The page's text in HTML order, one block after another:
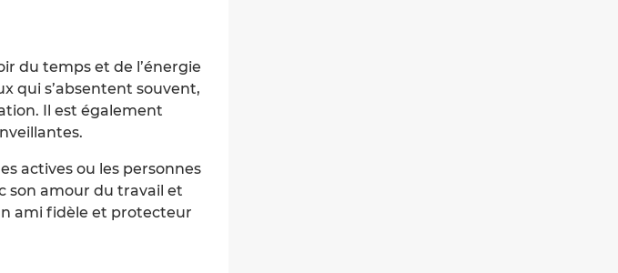
du temps et de l’énergie
qui s’absentent souvent,
Il est également
actives ou les personnes
son amour du travail et
ami fidèle et protecteur